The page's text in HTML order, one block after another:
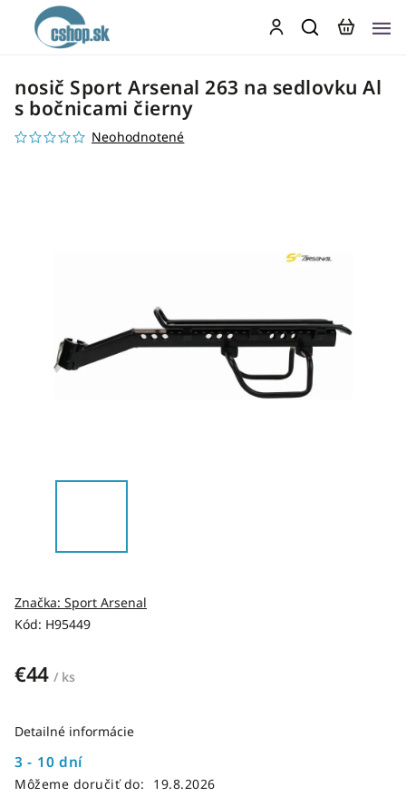
nosič Sport Arsenal 263 na sedlovku Al
s bočnicami čierny
Neohodnotené
Kód: H95449
Značka: Sport Arsenal
€44 / ks
3 - 10 dní
Môžeme doručiť do: 19.8.2026
Detailné informácie